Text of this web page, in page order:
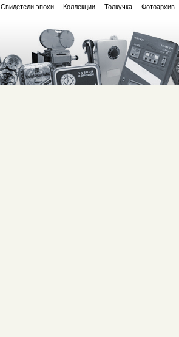
Свидетели эпохи Коллекции Толкучка Фотоархив